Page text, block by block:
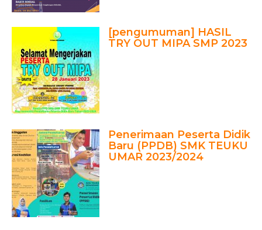
[pengumuman] HASIL
TRY OUT MIPA SMP 2023
Penerimaan Peserta Didik
Baru (PPDB) SMK TEUKU
UMAR 2023/2024